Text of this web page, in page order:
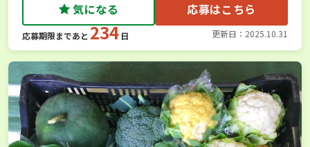
気になる 応募はこちら
応募期限まであと 234 日 更新日：2025.10.31